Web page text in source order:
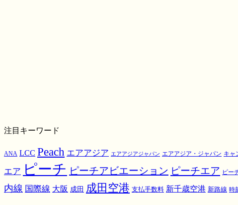
注目キーワード
ANA LCC Peach エアアジア エアアジアジャパン エアアジア・ジャパン キャ
エア ピーチ ピーチアビエーション ピーチエア ピー
内線 国際線 大阪 成田 成田空港 支払手数料 新千歳空港 新路線 時